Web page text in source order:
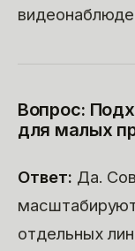
Вопрос:
для малых
Ответ: Да.
отдельных